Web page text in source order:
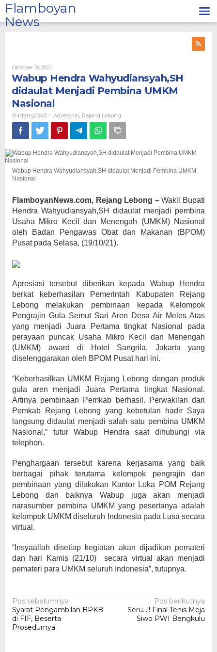
Lewati
ke
konten
Flamboyan
News
Oktober 19, 2021
Bintang2345
Wabup Hendra Wahyudiansyah,SH
didaulat Menjadi Pembina UMKM
Nasional
Bintang2345 - Advetorial Rejang Lebong
Wabup Hendra Wahyudiansyah,SH didaulat Menjadi Pembina UMKM
Nasional
FlamboyanNews.com, Rejang Lebong –Wakil Bupati
Hendra Wahyudiansyah,SH didaulat menjadi pembina
Usaha Mikro Kecil dan Menengah (UMKM) Nasional
oleh Badan Pengawas Obat dan Makanan (BPOM)
Pusat pada Selasa, (19/10/21).
Apresiasi tersebut diberikan kepada Wabup Hendra
berkat keberhasilan Pemerintah Kabupaten Rejang
Lebong melakukan pembinaan kepada Kelompok
Pengrajin Gula Semut Sari Aren Desa Air Meles Atas
yang menjadi Juara Pertama tingkat Nasional pada
perayaan puncak Usaha Mikro Kecil dan Menengah
(UMKM) award di Hotel Sangrila, Jakarta yang
diselenggarakan oleh BPOM Pusat hari ini.
“Keberhasilkan UMKM Rejang Lebong dengan produk
gula aren menjadi Juara Pertama tingkat Nasional.
Artinya pembinaan Pemkab berhasil. Perwakilan dari
Pemkab Rejang Lebong yang kebetulan hadir Saya
langsung didaulat menjadi salah satu pembina UMKM
Nasional,” tutur Wabup Hendra saat dihubungi via
telephon.
Penghargaan tersebut karena kerjasama yang baik
berbagai pihak terutama kelompok pengrajin dan
pembinaan yang dilakukan Kantor Loka POM Rejang
Lebong dan baiknya Wabup juga akan menjadi
narasumber pembina UMKM yang pesertanya adalah
kelompok UMKM diseluruh Indonesia pada Lusa secara
virtual.
“Insyaallah disetiap kegiatan akan dijadikan pemateri
dan hari Kamis (21/10) secara virtual akan menjadi
pemateri para UMKM seluruh Indonesia”, tutupnya.
Navigasi
pos
Pos sebelumnya
Syarat Pengambilan BPKB
di FIF, Beserta
Prosedurnya
Pos berikutnya
Seru…!! Final Tenis Meja
Siwo PWI Bengkulu